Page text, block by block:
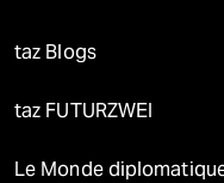
taz Blogs
taz FUTURZWEI
Le Monde